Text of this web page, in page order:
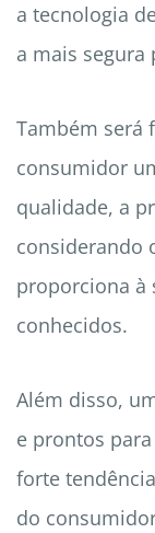
a tecnologia
a mais segura
Também será
consumidor
qualidade, a
considerando
proporciona à
conhecidos.
Além disso,
​​e prontos
forte
do